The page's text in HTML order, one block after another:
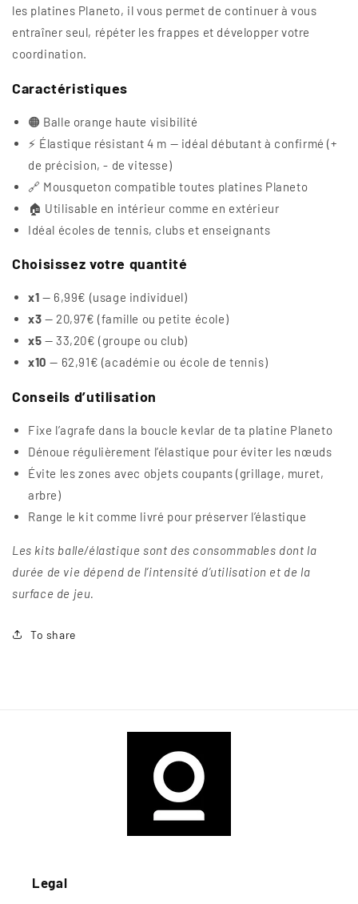
les platines Planeto, il vous permet de continuer à vous
entraîner seul, répéter les frappes et développer votre
coordination.
Caractéristiques
🟠 Balle orange haute visibilité
⚡ Élastique résistant 4 m — idéal débutant à confirmé (+
de précision, - de vitesse)
🔗 Mousqueton compatible toutes platines Planeto
🏠 Utilisable en intérieur comme en extérieur
Idéal écoles de tennis, clubs et enseignants
Choisissez votre quantité
x1 — 6,99€ (usage individuel)
x3 — 20,97€ (famille ou petite école)
x5 — 33,20€ (groupe ou club)
x10 — 62,91€ (académie ou école de tennis)
Conseils d’utilisation
Fixe l’agrafe dans la boucle kevlar de ta platine Planeto
Dénoue régulièrement l’élastique pour éviter les nœuds
Évite les zones avec objets coupants (grillage, muret,
arbre)
Range le kit comme livré pour préserver l’élastique
Les kits balle/élastique sont des consommables dont la
durée de vie dépend de l’intensité d’utilisation et de la
surface de jeu.
To share
Legal